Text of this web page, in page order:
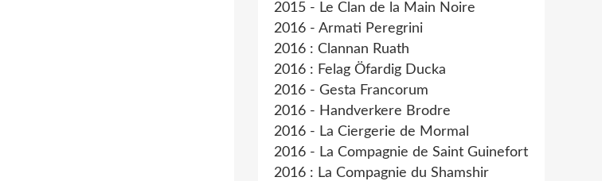
2015 - Le Clan de la Main Noire
2016 - Armati Peregrini
2016 : Clannan Ruath
2016 : Felag Öfardig Ducka
2016 - Gesta Francorum
2016 - Handverkere Brodre
2016 - La Ciergerie de Mormal
2016 - La Compagnie de Saint Guinefort
2016 : La Compagnie du Shamshir